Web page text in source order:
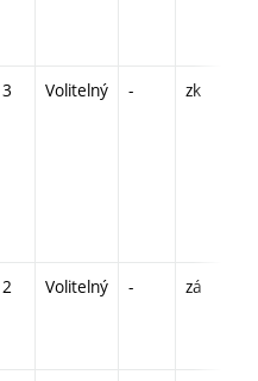
3 Volitelný - zk
2 Volitelný - zá